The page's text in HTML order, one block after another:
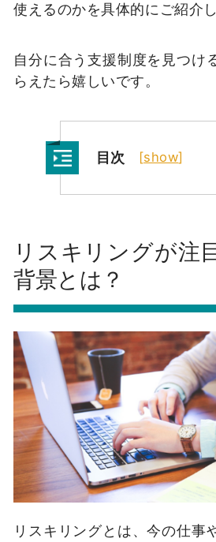
使えるのかを具体的にご紹介
自分に合う支援制度を見つけ
らえたら嬉しいです。
目次 [show]
リスキリングが注
背景とは？
リスキリングとは、今の仕事